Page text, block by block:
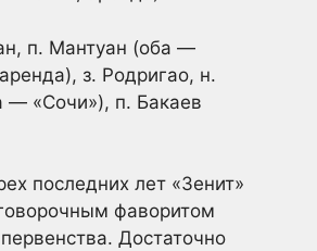
п. Мантуан (оба —
з. Родригао, н.
— «Сочи»), п. Бакаев
последних лет «Зенит»
фаворитом
Достаточно